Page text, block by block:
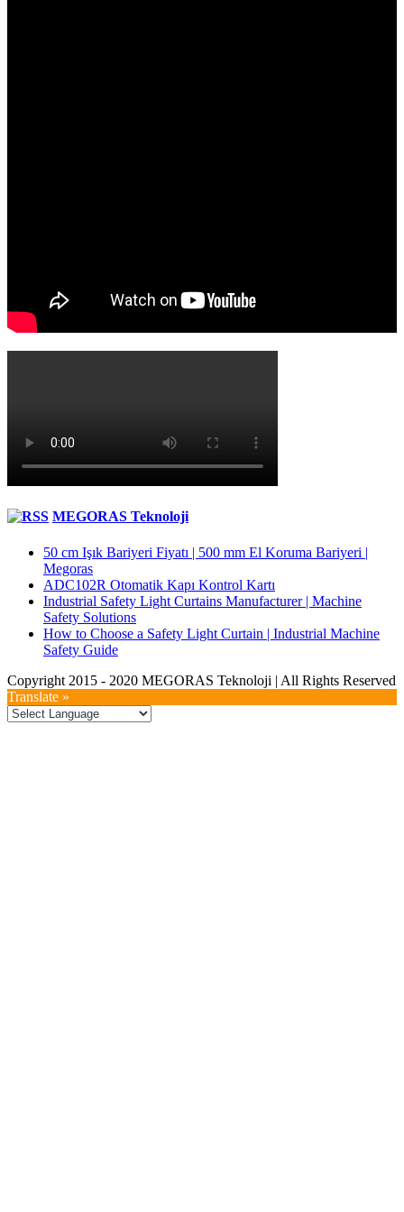
MEGORAS Teknoloji
50 cm Işık Bariyeri Fiyatı | 500 mm El Koruma Bariyeri |
Megoras
ADC102R Otomatik Kapı Kontrol Kartı
Industrial Safety Light Curtains Manufacturer | Machine
Safety Solutions
How to Choose a Safety Light Curtain | Industrial Machine
Safety Guide
Copyright 2015 - 2020 MEGORAS Teknoloji | All Rights Reserved
YouTube
Twitter
LinkedIn
Facebook
Toggle
Sliding
Translate »